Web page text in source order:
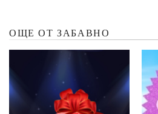
ОЩЕ ОТ ЗАБАВНО